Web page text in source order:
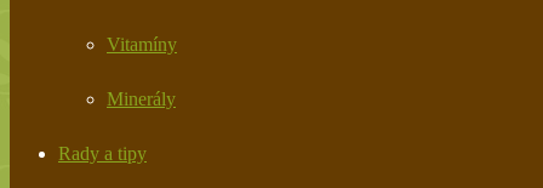
Vitamíny
Minerály
Rady a tipy